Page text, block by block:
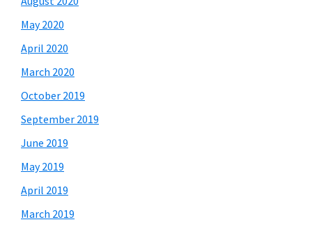
May 2020
April 2020
March 2020
October 2019
September 2019
June 2019
May 2019
April 2019
March 2019